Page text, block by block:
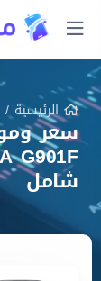
الرئيسية/
شامل